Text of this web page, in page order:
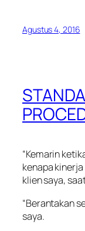
Agustus 4, 2016
“Kemarin
kenapa
klien saya,
“Berantakan
saya.